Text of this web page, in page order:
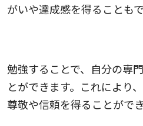
がいや達成感を得ることもで
勉強することで、自分の専
とができます。これにより
尊敬や信頼を得ることがで